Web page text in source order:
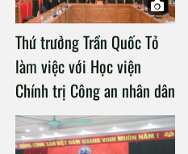
Thứ trưởng Trần Quốc Tỏ
làm việc với Học viện
Chính trị Công an nhân dân